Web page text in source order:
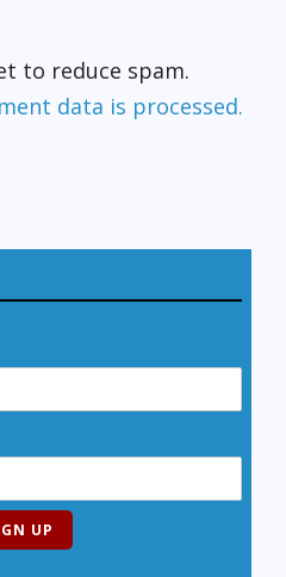
to reduce spam.
data is processed.